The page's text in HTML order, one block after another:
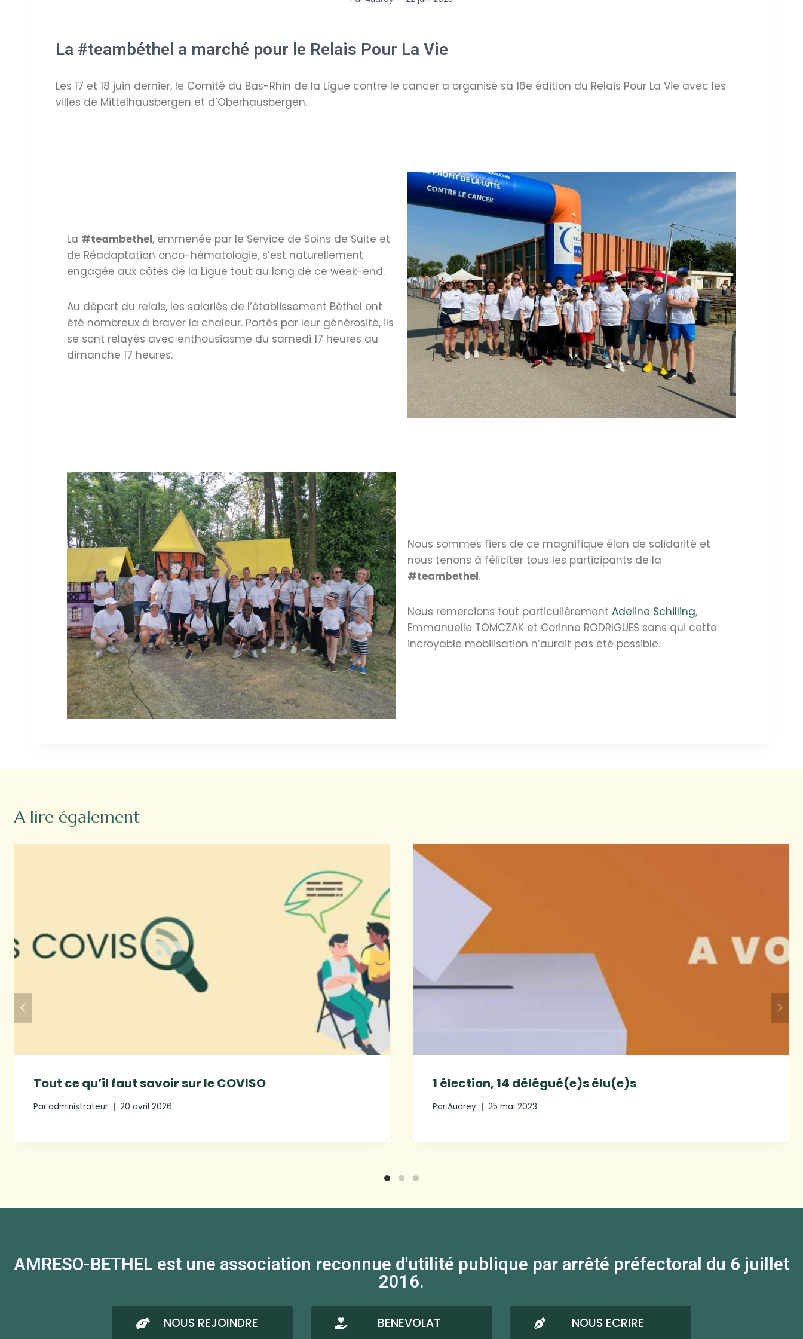
La #teambéthel a marché pour le Relais Pour La Vie
Les 17 et 18 juin dernier, le Comité du Bas-Rhin de la Ligue contre le cancer a organisé sa 16e édition du Relais Pour La Vie avec les
villes de Mittelhausbergen et d’Oberhausbergen.
La #teambethel, emmenée par le Service de Soins de Suite et
de Réadaptation onco-hématologie, s’est naturellement
engagée aux côtés de la Ligue tout au long de ce week-end.
Au départ du relais, les salariés de l’établissement Béthel ont
été nombreux à braver la chaleur. Portés par leur générosité, ils
se sont relayés avec enthousiasme du samedi 17 heures au
dimanche 17 heures.
Nous sommes fiers de ce magnifique élan de solidarité et
nous tenons à féliciter tous les participants de la
#teambethel.
Nous remercions tout particulièrement Adeline Schilling,
Emmanuelle TOMCZAK et Corinne RODRIGUES sans qui cette
incroyable mobilisation n’aurait pas été possible.
A lire également
Tout ce qu’il faut savoir sur le COVISO
Paradministrateur 20 avril 2026
1 élection, 14 délégué(e)s élu(e)s
ParAudrey 25 mai 2023
AMRESO-BETHEL est une association reconnue d'utilité publique par arrêté préfectoral du 6 juillet
2016.
NOUS REJOINDRE BENEVOLAT NOUS ECRIRE